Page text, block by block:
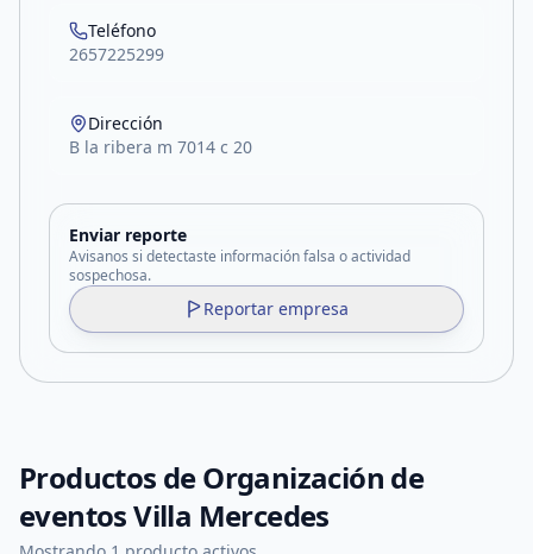
Teléfono
2657225299
Dirección
B la ribera m 7014 c 20
Enviar reporte
Avisanos si detectaste información falsa o actividad
sospechosa.
Reportar empresa
Productos deOrganización de
eventos Villa Mercedes